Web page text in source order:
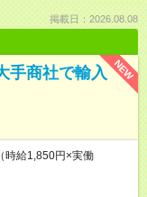
掲載日：2026.08.08
NEW
手商社で輸入
時給1,850円×実働